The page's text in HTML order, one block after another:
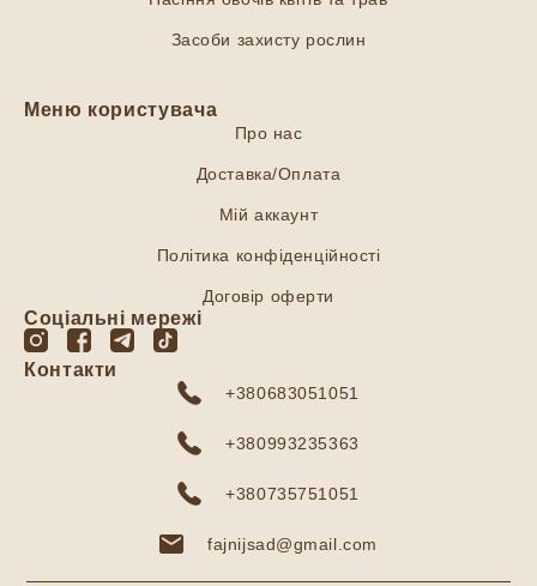
Засоби захисту рослин
Меню користувача
Про нас
Доставка/Оплата
Мій аккаунт
Політика конфіденційності
Договір оферти
Соціальні мережі
Контакти
+380683051051
+380993235363
+380735751051
fajnijsad@gmail.com